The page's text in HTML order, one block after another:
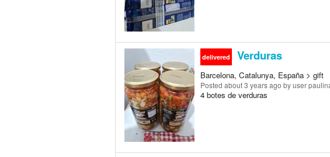
delivered Verduras
Barcelona, Catalunya, España > gift
Posted about 3 years ago by user
4 botes de verduras